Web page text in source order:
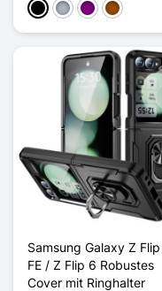
Schwarz
GrauViolettBraun
Samsung Galaxy Z
FE / Z Flip 6 Robustes
Cover mit Ringhalter